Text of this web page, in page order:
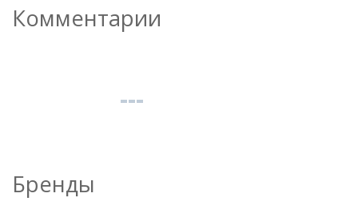
Комментарии
Бренды